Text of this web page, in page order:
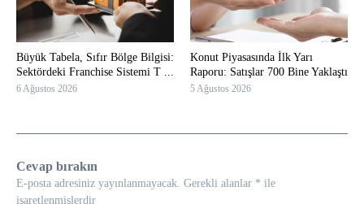
Büyük Tabela, Sıfır Bölge Bilgisi:
Sektördeki Franchise Sistemi T ...
6 Ağustos 2026
Konut Piyasasında İlk Yarı
Raporu: Satışlar 700 Bine Yaklaştı
5 Ağustos 2026
Cevap bırakın
E-posta adresiniz yayınlanmayacak. Gerekli alanlar * ile
işaretlenmişlerdir